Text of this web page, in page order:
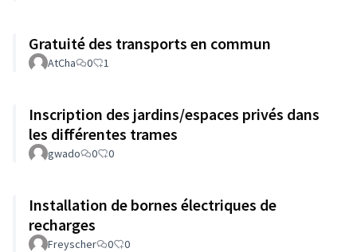
Gratuité des transports en commun
AtCha 0 1
Inscription des jardins/espaces privés dans
les différentes trames
gwado 0 0
Installation de bornes électriques de
recharges
Freyscher 0 0